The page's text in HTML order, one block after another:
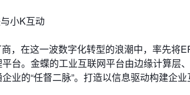
小K互动
，在这一波数字化转型的浪潮中，率先将
台。金蝶的工业互联网平台由边缘计算层
业的“任督二脉”。打造以信息驱动构建企